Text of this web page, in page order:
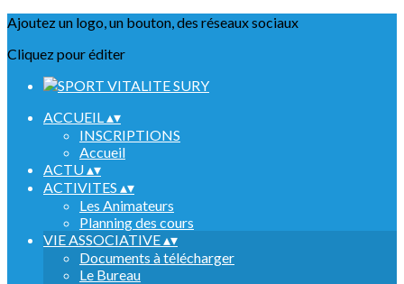
Ajoutez un logo, un bouton, des réseaux sociaux
Cliquez pour éditer
ACCUEIL▴▾
INSCRIPTIONS
Accueil
ACTU▴▾
ACTIVITES ▴▾
Les Animateurs
Planning des cours
VIE ASSOCIATIVE▴▾
Documents à télécharger
Le Bureau